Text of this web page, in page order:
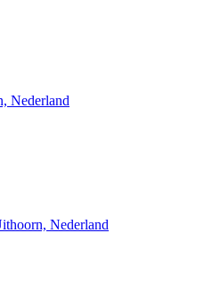
Nederland
Nederland